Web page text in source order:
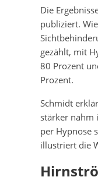
Die
publiziert.
gezählt, mit
80 Prozent
Prozent.
Schmidt
stärker nahm
per Hypnose
illustriert die